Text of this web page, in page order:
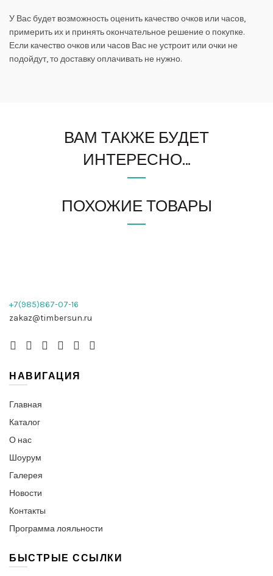
У Вас будет возможность оценить качество очков или часов,
примерить их и принять окончательное решение о покупке.
Если качество очков или часов Вас не устроит или очки не
подойдут, то доставку оплачивать не нужно.
ВАМ ТАКЖЕ БУДЕТ
ИНТЕРЕСНО…
ПОХОЖИЕ ТОВАРЫ
+7(985)867-07-16
zakaz@timbersun.ru
НАВИГАЦИЯ
Главная
Каталог
О нас
Шоурум
Галерея
Новости
Контакты
Программа лояльности
БЫСТРЫЕ ССЫЛКИ